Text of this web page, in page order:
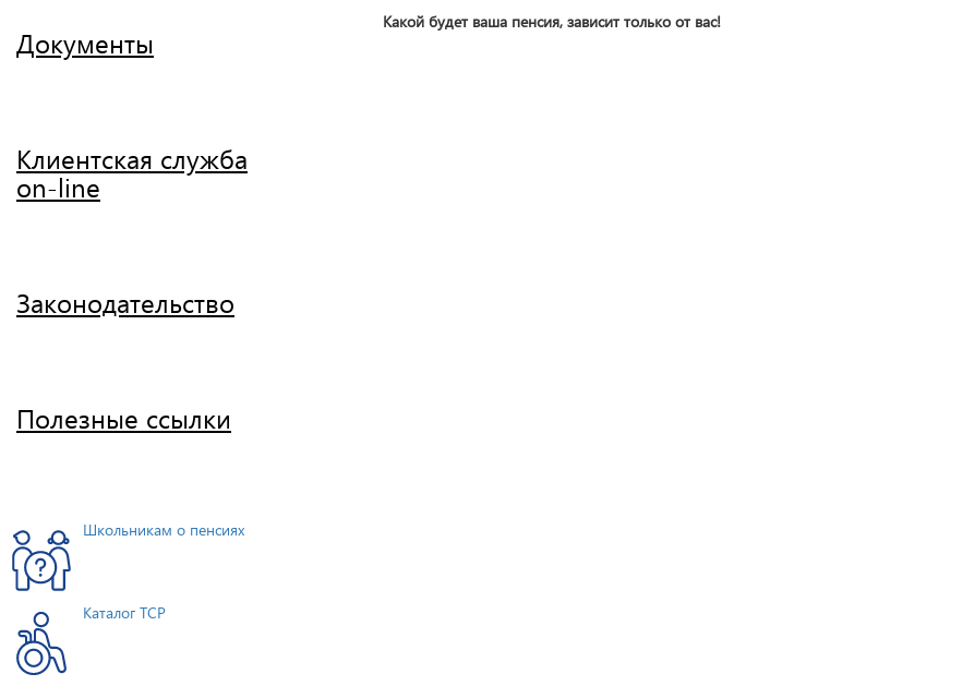
Какой будет ваша пенсия, зависит только от вас!
Документы
Клиентская служба
on-line
Законодательство
Полезные ссылки
Школьникам о пенсиях
Каталог ТСР